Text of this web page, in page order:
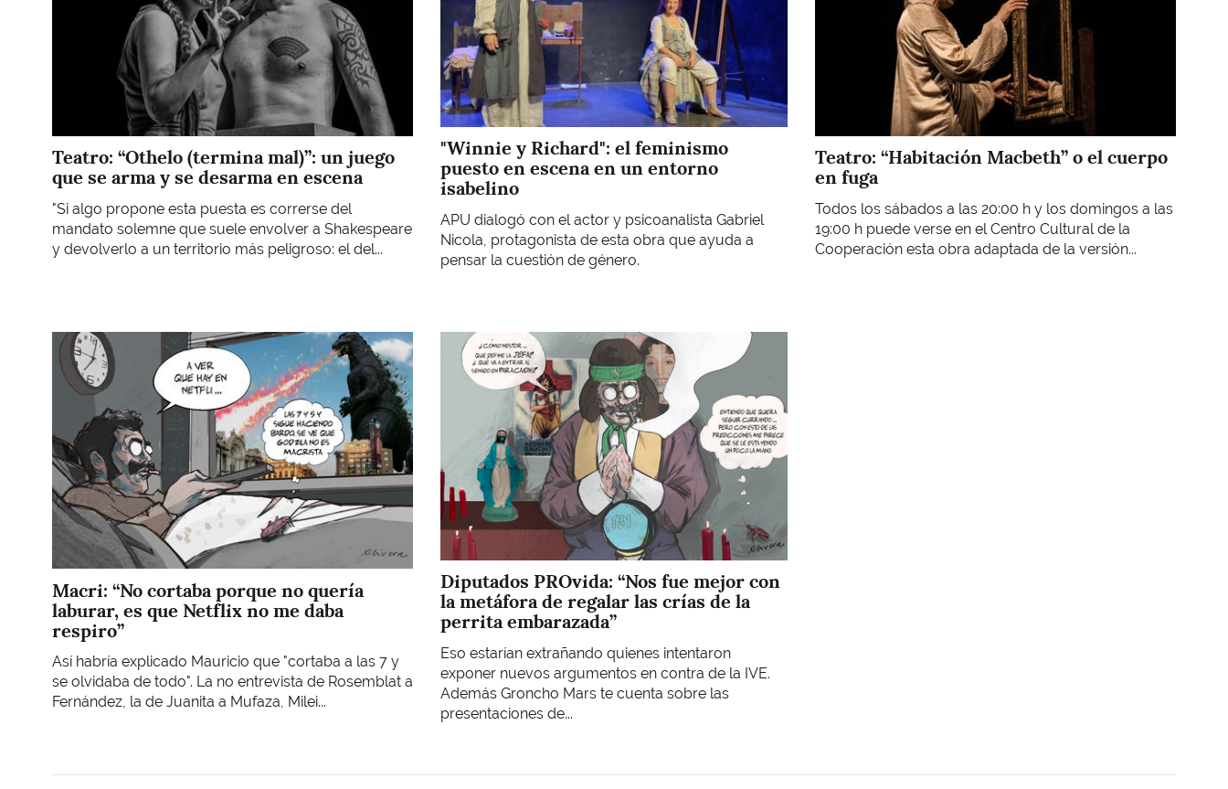
Teatro: “Othelo (termina mal)”: un juego
que se arma y se desarma en escena
"Si algo propone esta puesta es correrse del
mandato solemne que suele envolver a Shakespeare
y devolverlo a un territorio más peligroso: el del...
"Winnie y Richard": el feminismo
puesto en escena en un entorno
isabelino
APU dialogó con el actor y psicoanalista Gabriel
Nicola, protagonista de esta obra que ayuda a
pensar la cuestión de género.
Teatro: “Habitación Macbeth” o el cuerpo
en fuga
Todos los sábados a las 20:00 h y los domingos a las
19:00 h puede verse en el Centro Cultural de la
Cooperación esta obra adaptada de la versión...
Imagen
Macri: “No cortaba porque no quería
laburar, es que Netflix no me daba
respiro”
Así habría explicado Mauricio que "cortaba a las 7 y
se olvidaba de todo". La no entrevista de Rosemblat a
Fernández, la de Juanita a Mufaza, Milei...
Imagen
Diputados PROvida: “Nos fue mejor con
la metáfora de regalar las crías de la
perrita embarazada”
Eso estarían extrañando quienes intentaron
exponer nuevos argumentos en contra de la IVE.
Además Groncho Mars te cuenta sobre las
presentaciones de...